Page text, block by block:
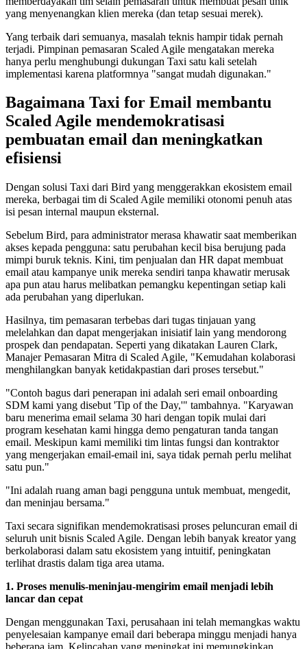
yang menyenangkan klien mereka (dan tetap sesuai merek).
Yang terbaik dari semuanya, masalah teknis hampir tidak pernah
terjadi. Pimpinan pemasaran Scaled Agile mengatakan mereka
hanya perlu menghubungi dukungan Taxi satu kali setelah
implementasi karena platformnya "sangat mudah digunakan."
Bagaimana Taxi for Email membantu
Scaled Agile mendemokratisasi
pembuatan email dan meningkatkan
efisiensi
Dengan solusi Taxi dari Bird yang menggerakkan ekosistem email
mereka, berbagai tim di Scaled Agile memiliki otonomi penuh atas
isi pesan internal maupun eksternal.
Sebelum Bird, para administrator merasa khawatir saat memberikan
akses kepada pengguna: satu perubahan kecil bisa berujung pada
mimpi buruk teknis. Kini, tim penjualan dan HR dapat membuat
email atau kampanye unik mereka sendiri tanpa khawatir merusak
apa pun atau harus melibatkan pemangku kepentingan setiap kali
ada perubahan yang diperlukan.
Hasilnya, tim pemasaran terbebas dari tugas tinjauan yang
melelahkan dan dapat mengerjakan inisiatif lain yang mendorong
prospek dan pendapatan. Seperti yang dikatakan Lauren Clark,
Manajer Pemasaran Mitra di Scaled Agile, "Kemudahan kolaborasi
menghilangkan banyak ketidakpastian dari proses tersebut."
"Contoh bagus dari penerapan ini adalah seri email onboarding
SDM kami yang disebut 'Tip of the Day,'" tambahnya. "Karyawan
baru menerima email selama 30 hari dengan topik mulai dari
program kesehatan kami hingga demo pengaturan tanda tangan
email. Meskipun kami memiliki tim lintas fungsi dan kontraktor
yang mengerjakan email-email ini, saya tidak pernah perlu melihat
satu pun."
"Ini adalah ruang aman bagi pengguna untuk membuat, mengedit,
dan meninjau bersama."
Taxi secara signifikan mendemokratisasi proses peluncuran email di
seluruh unit bisnis Scaled Agile. Dengan lebih banyak kreator yang
berkolaborasi dalam satu ekosistem yang intuitif, peningkatan
terlihat drastis dalam tiga area utama.
1. Proses menulis-meninjau-mengirim email menjadi lebih
lancar dan cepat
Dengan menggunakan Taxi, perusahaan ini telah memangkas waktu
penyelesaian kampanye email dari beberapa minggu menjadi hanya